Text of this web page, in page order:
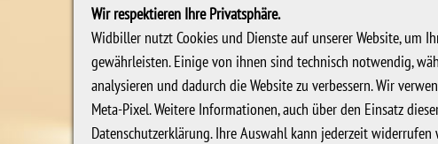
Wir respektieren Ihre Privatsphäre.
Widbiller nutzt Cookies und Dienste auf unserer Website, um
gewährleisten. Einige von ihnen sind technisch notwendig,
analysieren und dadurch die Website zu verbessern. Wir
Meta-Pixel. Weitere Informationen, auch über den Einsatz
Datenschutzerklärung. Ihre Auswahl kann jederzeit widerrufen